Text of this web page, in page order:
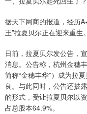
据天下网商的报道，经历
王”拉夏贝尔正在迎来重生。
日前，拉夏贝尔发公告，
消息。公告称，杭州金穗
简称“金穗丰华”）成为拉
良。与此同时，公告还披
的形式，受让拉夏贝尔以
占总股本64.9%。